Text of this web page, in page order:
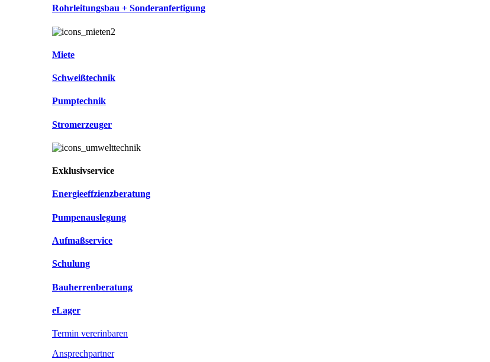
Rohrleitungsbau + Sonderanfertigung
Miete
Schweißtechnik
Pumptechnik
Stromerzeuger
Exklusivservice
Energieeffzienzberatung
Pumpenauslegung
Aufmaßservice
Schulung
Bauherrenberatung
eLager
Termin vererinbaren
Ansprechpartner